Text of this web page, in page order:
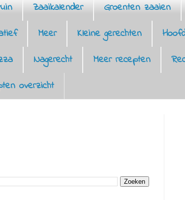
Zaaikalender Groenten zaaien
Meer Kleine gerechten
Nagerecht Meer recepten
overzicht